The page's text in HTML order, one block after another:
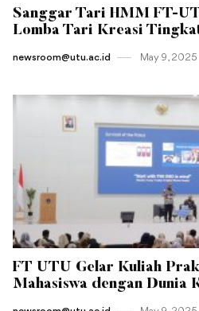
Sanggar Tari HMM FT-
Lomba Tari Kreasi
newsroom@utu.ac.id May 9 , 2025
FT UTU Gelar Kuliah
Mahasiswa dengan Dunia